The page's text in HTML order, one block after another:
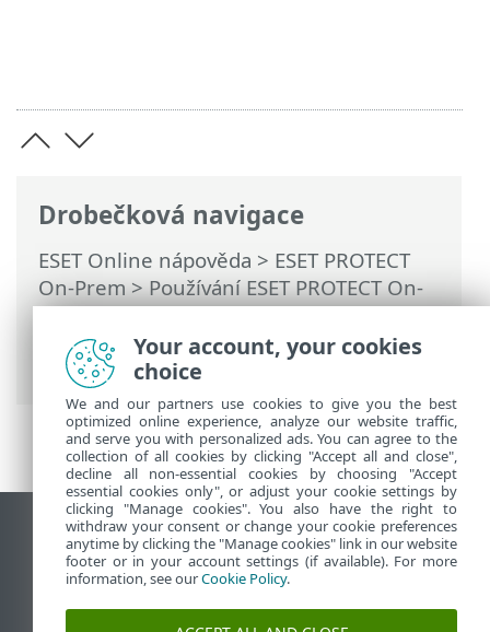
Drobečková navigace
ESET Online nápověda > ESET PROTECT
On-Prem>Používání ESET PROTECT On-
Prem>Hlavní menu ESET PROTECT On-
Prem>Počítače>Skupiny>Statické
skupiny> Exportování statických skupin
Zobrazit verzi pro počítač
End of Life
ESET Databáze znalostí
ESET Forum
Your account, your cookies
choice
We and our partners use cookies to give you the best
optimized online experience, analyze our website traffic,
and serve you with personalized ads. You can agree to the
collection of all cookies by clicking "Accept all and close",
decline all non-essential cookies by choosing "Accept
essential cookies only", or adjust your cookie settings by
clicking "Manage cookies". You also have the right to
withdraw your consent or change your cookie preferences
anytime by clicking the "Manage cookies" link in our website
footer or in your account settings (if available). For more
information, see ourCookie Policy.